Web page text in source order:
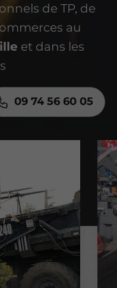
de TP, de
au
et dans les
09 74 56 60 05